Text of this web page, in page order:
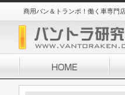
商用バン＆トランポ！働く車専門店